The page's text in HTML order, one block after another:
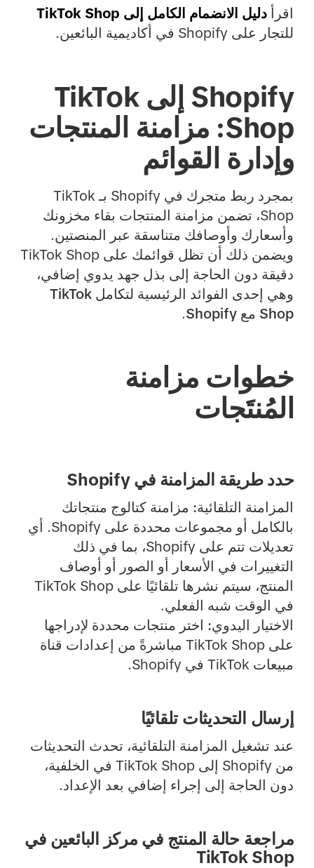
اقرأ دليل الانضمام الكامل إلى TikTok Shop
للتجار على Shopify في أكاديمية البائعين.
Shopify إلى TikTok
Shop: مزامنة المنتجات
وإدارة القوائم
بمجرد ربط متجرك في Shopify بـ TikTok
Shop، تضمن مزامنة المنتجات بقاء
مخزونك
وأسعارك وأوصافك متناسقة عبر المنصتين.
ويضمن ذلك أن تظل قوائمك على TikTok Shop
دقيقة دون الحاجة إلى بذل جهد يدوي إضافي،
وهي إحدى الفوائد الرئيسية لتكامل TikTok
Shop مع Shopify
.
خطوات مزامنة
المُنتَجات
حدد طريقة المزامنة في Shopify
المزامنة التلقائية: مزامنة كتالوج منتجاتك
بالكامل أو مجموعات محددة على Shopify. أي
تعديلات تتم على Shopify، بما في ذلك
التغييرات في الأسعار أو الصور أو أوصاف
المنتج، سيتم نشرها تلقائيًا على TikTok Shop
في الوقت شبه الفعلي.
الاختيار اليدوي: اختر منتجات محددة لإدراجها
على TikTok Shop مباشرةً من إعدادات قناة
مبيعات TikTok في Shopify.
إرسال التحديثات تلقائيًا
عند تشغيل المزامنة التلقائية، تحدث التحديثات
من Shopify إلى TikTok Shop في الخلفية،
دون الحاجة إلى إجراء إضافي بعد الإعداد.
مراجعة حالة المنتج في مركز البائعين في
TikTok Shop